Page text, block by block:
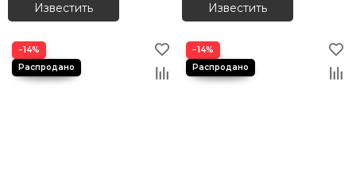
Известить
Известить
−14% −14%